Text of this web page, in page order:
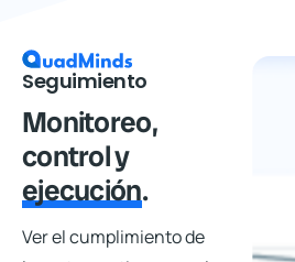
Seguimiento
Monitoreo,
control y
ejecución.
Ver el cumplimiento de